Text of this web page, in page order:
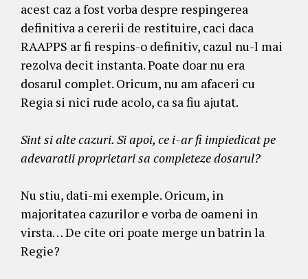
acest caz a fost vorba despre respingerea
definitiva a cererii de restituire, caci daca
RAAPPS ar fi respins-o definitiv, cazul nu-l mai
rezolva decit instanta. Poate doar nu era
dosarul complet. Oricum, nu am afaceri cu
Regia si nici rude acolo, ca sa fiu ajutat.
Sint si alte cazuri. Si apoi, ce i-ar fi impiedicat pe
adevaratii proprietari sa completeze dosarul?
Nu stiu, dati-mi exemple. Oricum, in
majoritatea cazurilor e vorba de oameni in
virsta… De cite ori poate merge un batrin la
Regie?